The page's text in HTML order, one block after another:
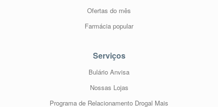
Ofertas do mês
Farmácia popular
Serviços
Bulário Anvisa
Nossas Lojas
Programa de Relacionamento Drogal Mais